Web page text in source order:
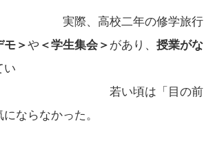
修学旅行
モ＞や ＜学生集会＞ があり、 授業がな
い
「目の前
ならなかった。